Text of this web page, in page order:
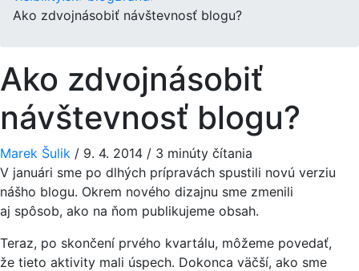
Ako zdvojnásobiť návštevnosť blogu?
Ako zdvojnásobiť
návštevnosť blogu?
Marek Šulik / 9. 4. 2014 / 3 minúty čítania
V januári sme po dlhých prípravách spustili novú verziu
nášho blogu. Okrem nového dizajnu sme zmenili
aj spôsob, ako na ňom publikujeme obsah.
Teraz, po skončení prvého kvartálu, môžeme povedať,
že tieto aktivity mali úspech. Dokonca väčší, ako sme